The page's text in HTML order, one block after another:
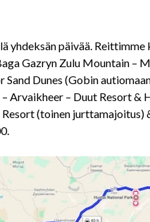
yhdeksän päivää. Reittimme
Gazryn Zulu Mountain –
Dunes (Gobin
Arvaikheer – Duut Resort &
(toinen jurttamajoitus)